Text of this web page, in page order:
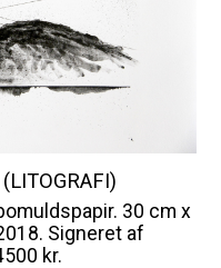
30 cm x
Signeret af
kr.